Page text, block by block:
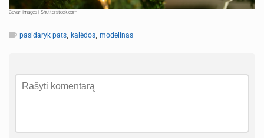
Cavan-Images | Shutterstock.com
pasidaryk pats, kalėdos, modelinas